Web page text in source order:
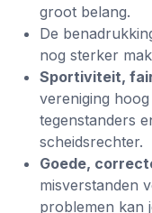
groot belang.
De
nog sterker
Sportiviteit,
vereniging
tegenstanders
scheidsrechter.
Goede,
misverstanden
problemen kan